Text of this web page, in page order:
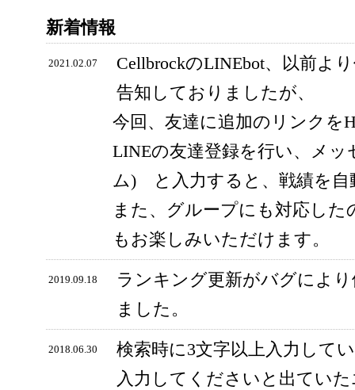
新着情報
2021.02.07
CellbrockのLINEbot、以前よ
告知しておりましたが、
今回、友達に追加のリンクを
LINEの友達登録を行い、メ
ム) と入力すると、戦績を自
また、グループにも対応し
もお楽しみいただけます。
2019.09.18
ランキング更新がバグによ
ました。
2018.06.30
検索時に3文字以上入力して
入力してくださいと出てい